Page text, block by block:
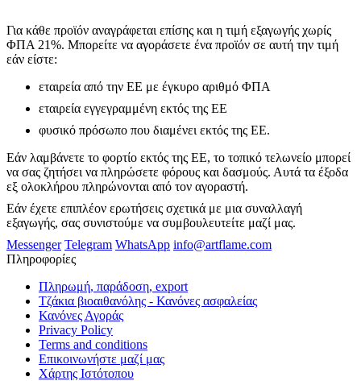
Για κάθε προϊόν αναγράφεται επίσης και η τιμή εξαγωγής χωρίς
ΦΠΑ 21%. Μπορείτε να αγοράσετε ένα προϊόν σε αυτή την τιμή
εάν είστε:
εταιρεία από την ΕΕ με έγκυρο αριθμό ΦΠΑ
εταιρεία εγγεγραμμένη εκτός της ΕΕ
φυσικό πρόσωπο που διαμένει εκτός της ΕΕ.
Εάν λαμβάνετε το φορτίο εκτός της ΕΕ, το τοπικό τελωνείο μπορεί
να σας ζητήσει να πληρώσετε φόρους και δασμούς. Αυτά τα έξοδα
εξ ολοκλήρου πληρώνονται από τον αγοραστή.
Εάν έχετε επιπλέον ερωτήσεις σχετικά με μια συναλλαγή
εξαγωγής, σας συνιστούμε να συμβουλευτείτε μαζί μας.
Messenger Telegram WhatsApp info@artflame.com
Πληροφορίες
Πληρωμή, παράδοση, export
Τζάκια βιοαιθανόλης - Κανόνες ασφαλείας
Κανόνες Αγοράς
Privacy Policy
Terms and conditions
Επικοινωνήστε μαζί μας
Χάρτης Ιστότοπου